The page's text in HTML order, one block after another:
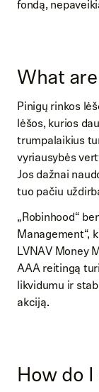
fondą,
What
Pinigų rinkos
lėšos, kurios
trumpalaikius
vyriausybės
Jos dažnai
tuo pačiu
„Robinhood“
Management“,
LVNAV Money
AAA reitingą
likvidumu ir
akciją.
How do